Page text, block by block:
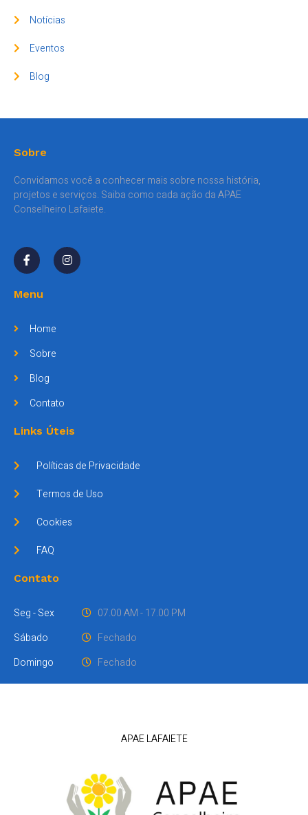
Notícias
Eventos
Blog
Sobre
Convidamos você a conhecer mais sobre nossa história,
projetos e serviços. Saiba como cada ação da APAE
Conselheiro Lafaiete.
Menu
Home
Sobre
Blog
Contato
Links Úteis
Políticas de Privacidade
Termos de Uso
Cookies
FAQ
Contato
Seg - Sex
Sábado
Domingo
07.00 AM - 17.00 PM
Fechado
Fechado
APAE LAFAIETE